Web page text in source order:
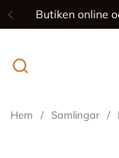
Hoppa till innehållet
Föregående
Butiken online
Hem / Samlingar /